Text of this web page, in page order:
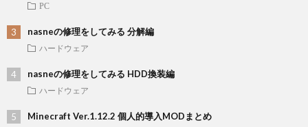
PC
nasneの修理をしてみる 分解編
ハードウェア
nasneの修理をしてみる HDD換装編
ハードウェア
Minecraft Ver.1.12.2 個人的導入MODまとめ